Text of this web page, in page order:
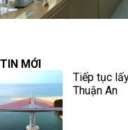
TIN MỚI
Tiếp tục
Thuận An